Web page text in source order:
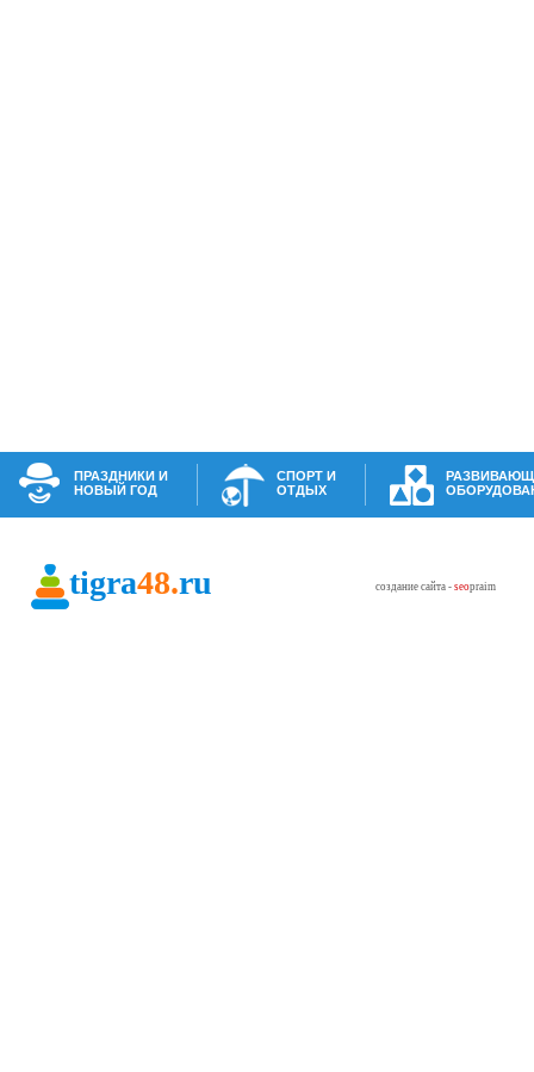
ПРАЗДНИКИ И
НОВЫЙ ГОД
СПОРТ И
ОТДЫХ
tigra48.ru создание сайта - seopraim